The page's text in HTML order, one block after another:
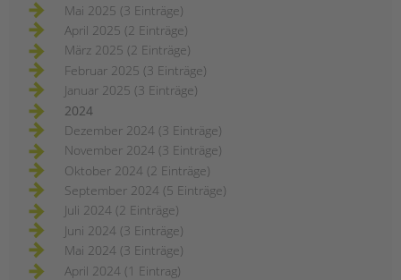
Mai 2025 (3 Einträge)
April 2025 (2 Einträge)
März 2025 (2 Einträge)
Februar 2025 (3 Einträge)
Januar 2025 (3 Einträge)
2024
Dezember 2024 (3 Einträge)
November 2024 (3 Einträge)
Oktober 2024 (2 Einträge)
September 2024 (5 Einträge)
Juli 2024 (2 Einträge)
Juni 2024 (3 Einträge)
Mai 2024 (3 Einträge)
April 2024 (1 Eintrag)